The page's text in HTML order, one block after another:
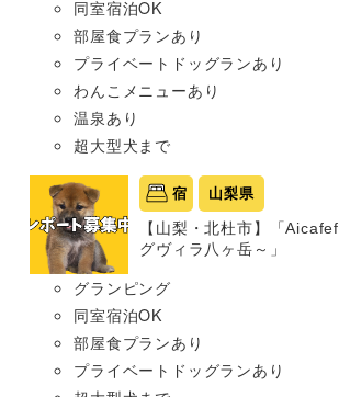
同室宿泊OK
部屋食プランあり
プライベートドッグランあり
わんこメニューあり
温泉あり
超大型犬まで
宿 山梨県
【山梨・北杜市】「
グヴィラ八ヶ岳～」
グランピング
同室宿泊OK
部屋食プランあり
プライベートドッグランあり